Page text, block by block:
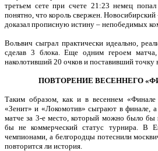
третьем сете при счете 21:23 немец
понятно, что король свержен.
доказал прописную истину – непобедимых
Вольвич сыграл практически идеально,
сделав 3 блока. Еще одним героем матча,
наколотивший 20 очков и поставивший точку
ПОВТОРЕНИЕ ВЕСЕННЕГО
Таким образом, как и в весеннем
«Зенит» и «Локомотив» сыграют в финале,
матче за 3-е место, который можно было бы
бы не коммерческий статус турнира. В
чемпионами, а белгородцы потеснили
повторится ли история.